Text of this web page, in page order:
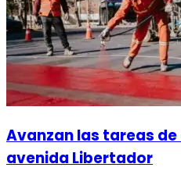
Avanzan las tareas
avenida Libertador